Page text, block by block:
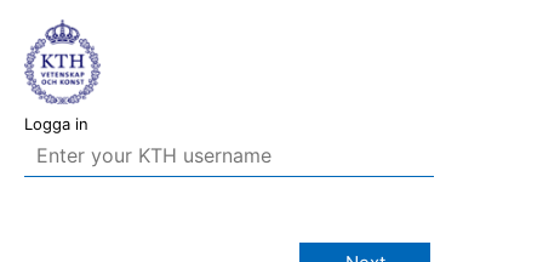
Logga in